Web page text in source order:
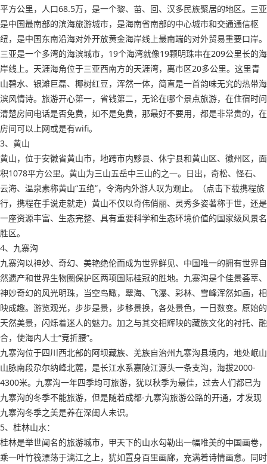
平方公里，人口68.5万，是一个黎、苗、回、汉多民族聚居的地区。三亚
是中国最南部的滨海旅游城市，是海南省南部的中心城市和交通通信枢
纽，是中国东南沿海对外开放黄金海岸线上最南端的对外贸易重要口岸。
三亚是一个多湾的海滨城市，19个海湾就像19颗明珠串在209公里长的海
岸线上。天涯海角位于三亚西南方的天涯湾，离市区20多公里。这里青
山碧水、银滩巨磊、椰树红豆，浑然一体，简直是一首韵味无究的热带海
滨风情诗。旅游开心第一，省钱第二，无论在哪个景点旅游，在住宿时问
清楚房间电话是否免费，如不是免费，那最好不要用，都是非常贵的，在
房间可以上网或是有wifi。
3、黄山
黄山，位于安徽省黄山市，地跨市内黟县、休宁县和黄山区、徽州区，面
积1078平方公里。黄山为三山五岳中三山的之一。日出，奇松、怪石、
云海、温泉素称黄山“五绝”，令海内外游人叹为观止。（点击下载携程旅
行，携程在手说走就走）黄山不仅以奇伟俏丽、灵秀多姿著称于世，还是
一座资源丰富、生态完整、具有重要科学和生态环境价值的国家级风景名
胜区。
4、九寨沟
九寨沟以神妙、奇幻、美艳绝伦而成为世界鲜见、中国唯一的拥有世界自
然遗产和世界生物圈保护区两项国际桂冠的胜地。九寨沟是个佳景荟萃、
神妙奇幻的风光明珠，当空鸟瞰，翠海、飞瀑、彩林、雪峰浑然如画，相
映成趣。游览观光，步步是景，步移景换，各处景色，一日数变。原始的
天然美景，闪烁着迷人的魅力。加之与其交相辉映的藏族文化的衬托、融
合，使海内人士“竞折腰”。
九寨沟位于四川西北部的阿坝藏族、羌族自治州九寨沟县境内，地处岷山
山脉南段尕尔纳峰北麓，是长江水系嘉陵江源头一条支沟，海拔2000-
4300米。九寨沟一年四季均可旅游，犹以秋季为最佳，过去人们都已为
九寨沟的冬季不能旅游，但是随着成都-九寨沟旅游公路的开通，才发现
九寨沟冬季之美是养在深闺人未识。
5、桂林山水：
桂林是举世闻名的旅游城市，甲天下的山水勾勒出一幅唯美的中国画卷，
乘一叶竹筏漂荡于漓江之上，犹如置身百里画廊，充满着诗情画意。同时